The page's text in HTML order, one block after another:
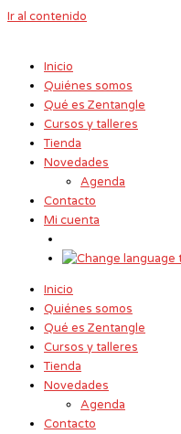
Ir al contenido
Inicio
Quiénes somos
Qué es Zentangle
Cursos y talleres
Tienda
Novedades
Agenda
Contacto
Mi cuenta
Inicio
Quiénes somos
Qué es Zentangle
Cursos y talleres
Tienda
Novedades
Agenda
Contacto